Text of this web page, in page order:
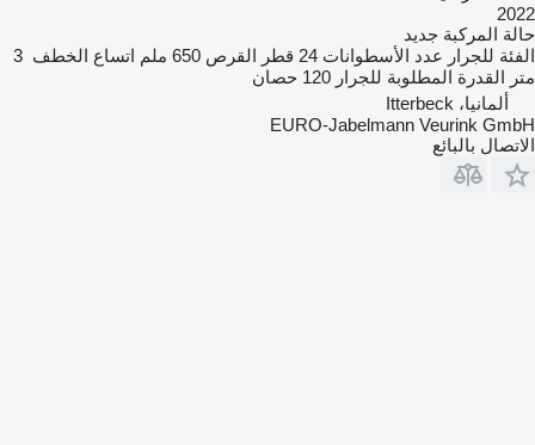
2022
حالة المركبة جديد
الفئة للجرار عدد الأسطوانات 24 قطر القرص 650 ملم اتساع الخطف 3
متر القدرة المطلوبة للجرار 120 حصان
ألمانيا، Itterbeck
EURO-Jabelmann Veurink GmbH
الاتصال بالبائع